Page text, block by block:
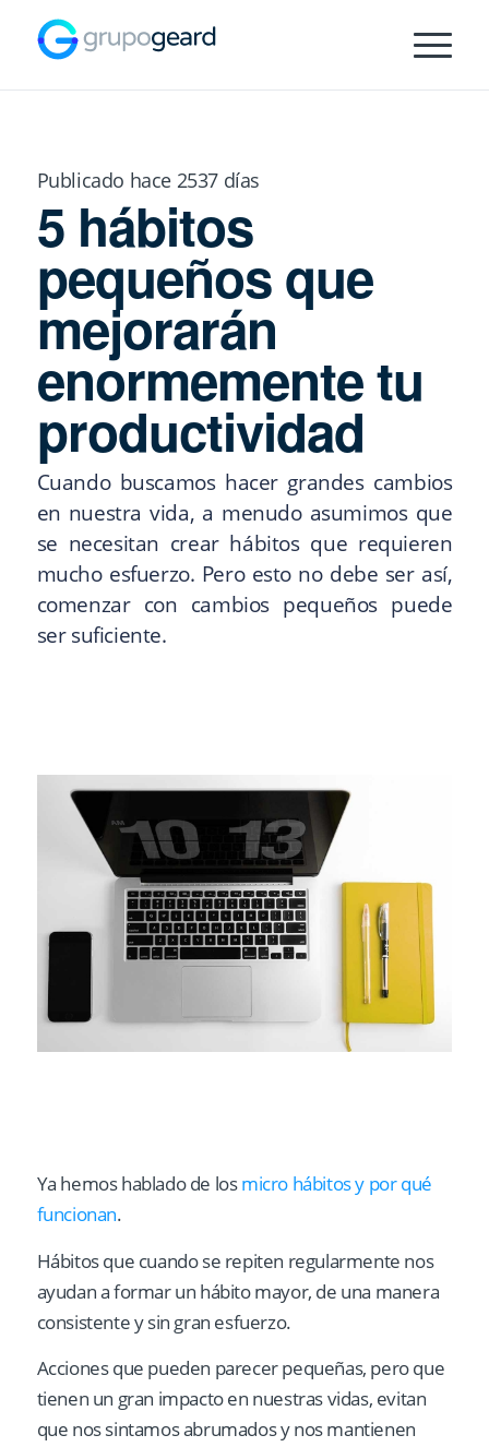
Publicado hace 2537 días
5 hábitos
pequeños que
mejorarán
enormemente tu
productividad
Cuando buscamos hacer grandes cambios
en nuestra vida, a menudo asumimos que
se necesitan crear hábitos que requieren
mucho esfuerzo. Pero esto no debe ser así,
comenzar con cambios pequeños puede
ser suficiente.
Ya hemos hablado de losmicro hábitos y por qué
funcionan.
Hábitos que cuando se repiten regularmente nos
ayudan a formar un hábito mayor, de una manera
consistente y sin gran esfuerzo.
Acciones que pueden parecer pequeñas, pero que
tienen un gran impacto en nuestras vidas, evitan
que nos sintamos abrumados y nos mantienen